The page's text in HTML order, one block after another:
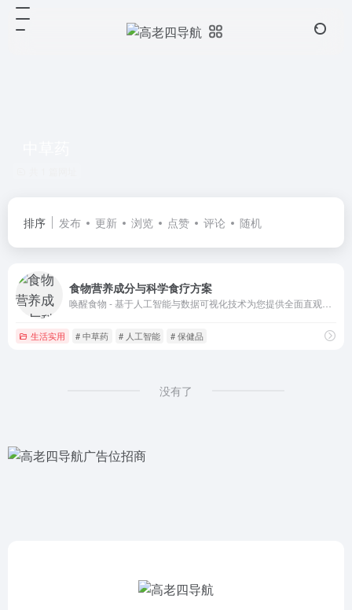
排序 发布 更新 浏览 点赞 评论 随机
食物营养成分与科学食疗方案
生活实用 # 中草药 # 人工智能 # 保健品
没有了